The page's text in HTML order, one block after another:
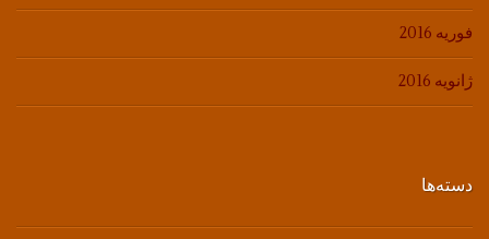
فوریه 2016
ژانویه 2016
دسته‌ها